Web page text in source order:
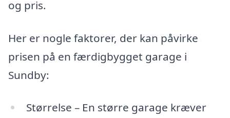
og pris.
Her er nogle faktorer, der kan påvirke
prisen på en færdigbygget garage i
Sundby:
Størrelse – En større garage kræver